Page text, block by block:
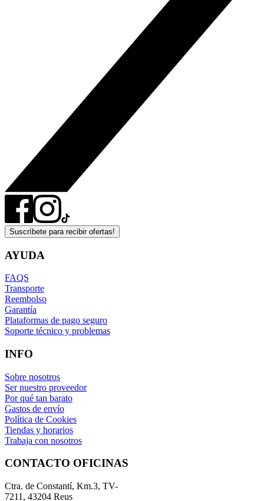
Suscríbete para recibir ofertas!
AYUDA
FAQS
Transporte
Reembolso
Garantía
Plataformas de pago seguro
Soporte técnico y problemas
INFO
Sobre nosotros
Ser nuestro proveedor
Por qué tan barato
Gastos de envío
Política de Cookies
Tiendas y horarios
Trabaja con nosotros
CONTACTO OFICINAS
Ctra. de Constantí, Km.3, TV-
7211, 43204 Reus